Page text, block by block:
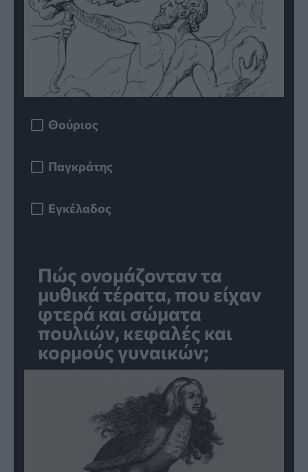
Θούριος
Παγκράτης
Εγκέλαδος
Πώς ονομάζονταν τα
μυθικά τέρατα, που είχαν
φτερά και σώματα
πουλιών, κεφαλές και
κορμούς γυναικών;